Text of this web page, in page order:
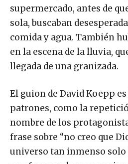
supermercado, antes de
sola, buscaban
comida y agua. También
en la escena de la lluvia,
llegada de una granizada.
El guion de David Koepp
patrones, como la
nombre de los
frase sobre “no creo que
universo tan inmenso solo